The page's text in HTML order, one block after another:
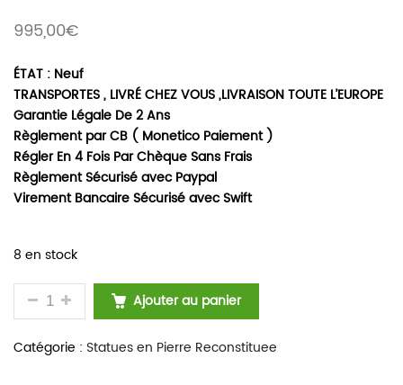
995,00€
ÉTAT : Neuf
TRANSPORTES , LIVRÉ CHEZ VOUS ,LIVRAISON TOUTE L’EUROPE
Garantie Légale De 2 Ans
Règlement par CB ( Monetico Paiement )
Régler En 4 Fois Par Chèque Sans Frais
Règlement Sécurisé avec Paypal
Virement Bancaire Sécurisé avec Swift
8 en stock
QUANTITÉ DE STATUE DE JARDIN EN PIERRE
Ajouter au panier
Catégorie : Statues en Pierre Reconstituee